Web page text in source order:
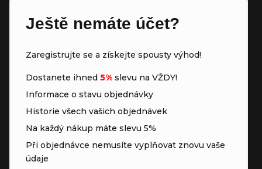
Ještě nemáte účet?
Zaregistrujte se a získejte spousty výhod!
Dostanete ihned 5% slevu na VŽDY!
Informace o stavu objednávky
Historie všech vašich objednávek
Na každý nákup máte slevu 5%
Při objednávce nemusíte vyplňovat znovu vaše
údaje